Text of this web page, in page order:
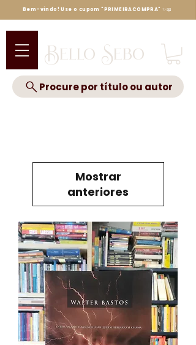
Bello Sebo
Procure por título ou autor
Bem-vindo! Use o cupom "PRIMEIRACOMPRA" ✨📖
Mostrar
anteriores